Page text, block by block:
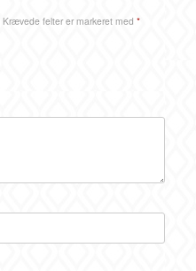
Krævede felter er markeret med *